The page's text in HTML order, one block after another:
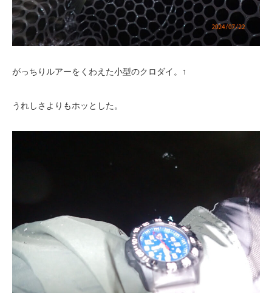
がっちりルアーをくわえた小型のクロダイ。↑
うれしさよりもホッとした。